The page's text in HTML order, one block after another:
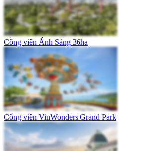
Công viên Ánh Sáng 36ha
Công viên VinWonders Grand Park